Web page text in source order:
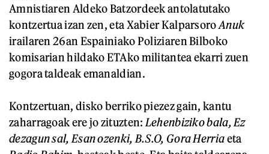
Amnistiaren Aldeko Batzordeek antolatutako
kontzertua izan zen, eta Xabier KalparsoroAnuk
irailaren 26an Espainiako Poliziaren Bilboko
komisarian hildako ETAko militantea ekarri zuen
gogora taldeak emanaldian.
Kontzertuan, disko berriko piezez gain, kantu
zaharragoak ere jo zituzten: Lehenbiziko bala, Ez
dezagun sal, Esan ozenki, B.S.O, Gora Herriaeta